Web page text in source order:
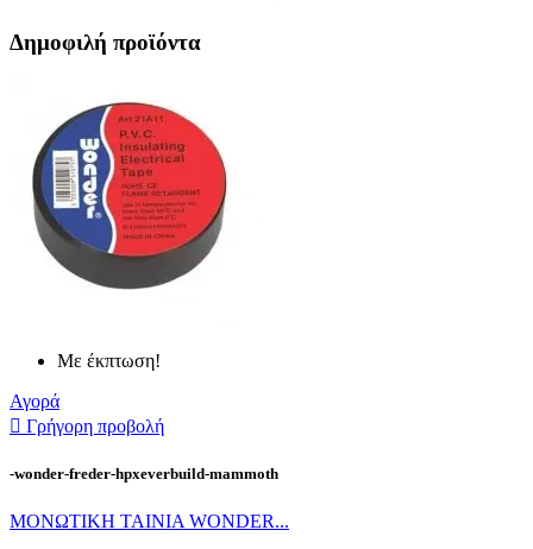
Δημοφιλή προϊόντα
Με έκπτωση!
Αγορά
 Γρήγορη προβολή
-wonder-freder-hpxeverbuild-mammoth
ΜΟΝΩΤΙΚΗ ΤΑΙΝΙΑ WONDER...